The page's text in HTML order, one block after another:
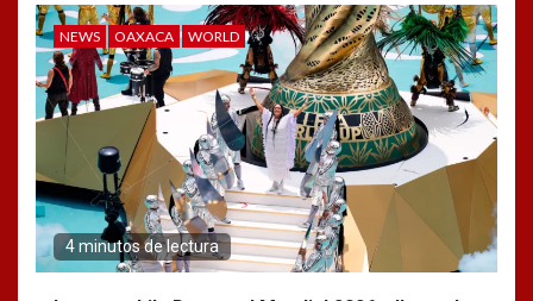
NEWS OAXACA WORLD
4 minutos de lectura